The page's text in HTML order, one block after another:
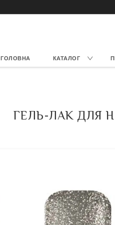
ГОЛОВНА КАТАЛОГ
ГЕЛЬ-ЛАК ДЛЯ